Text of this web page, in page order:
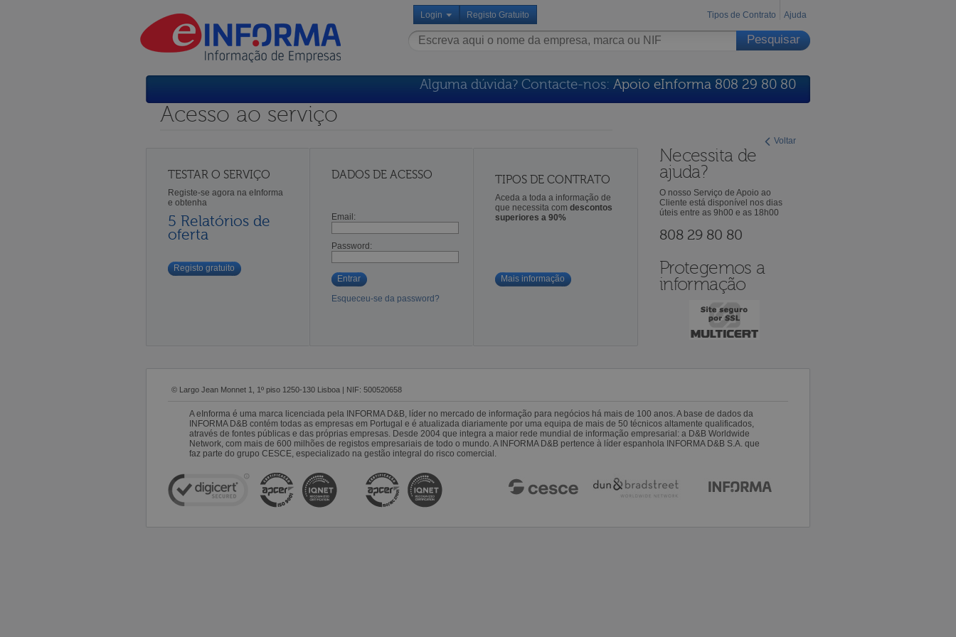
Login Registo Gratuito Tipos de Contrato Ajuda
Alguma dúvida? Contacte-nos: Apoio eInforma 808 29 80 80
Voltar
Acesso ao serviço
TESTAR O SERVIÇO
Registe-se agora na eInforma
e obtenha
5 Relatórios de
oferta
Registo gratuito
DADOS DE ACESSO
Email:
Password:
Entrar
Esqueceu-se da password?
TIPOS DE CONTRATO
Aceda a toda a informação de
que necessita comdescontos
superiores a 90%
Mais informação
Necessita de
ajuda?
O nosso Serviço de Apoio ao
Cliente está disponível nos dias
úteis entre as 9h00 e as 18h00
808 29 80 80
Protegemos a
informação
© Largo Jean Monnet 1, 1º piso 1250-130 Lisboa | NIF: 500520658
A eInforma é uma marca licenciada pela INFORMA D&B, líder no mercado de informação para negócios há mais de 100 anos. A base de dados da
INFORMA D&B contém todas as empresas em Portugal e é atualizada diariamente por uma equipa de mais de 50 técnicos altamente qualificados,
através de fontes públicas e das próprias empresas. Desde 2004 que integra a maior rede mundial de informação empresarial: a D&B Worldwide
Network, com mais de 600 milhões de registos empresariais de todo o mundo. A INFORMA D&B pertence à líder espanhola INFORMA D&B S.A. que
faz parte do grupo CESCE, especializado na gestão integral do risco comercial.